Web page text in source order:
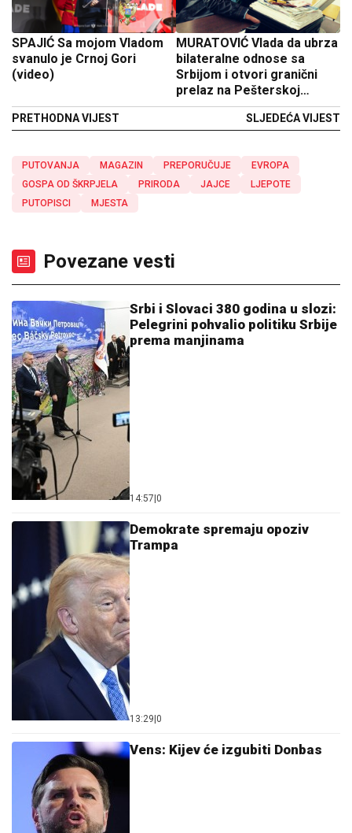
SPAJIĆ Sa mojom Vladom
svanulo je Crnoj Gori
(video)
PRETHODNA VIJEST
MURATOVIĆ Vlada da ubrza
bilateralne odnose sa
Srbijom i otvori granični
prelaz na Pešterskoj
visoravni
SLJEDEĆA VIJEST
PUTOVANJA MAGAZIN PREPORUČUJE
EVROPA
GOSPA OD ŠKRPJELA
PRIRODA JAJCE
LJEPOTE
PUTOPISCI
MJESTA
Povezane vesti
Srbi i Slovaci 380 godina u slozi:
Pelegrini pohvalio politiku Srbije
prema manjinama
14:57 0
Demokrate spremaju opoziv
Trampa
13:29 0
Vens: Kijev će izgubiti Donbas